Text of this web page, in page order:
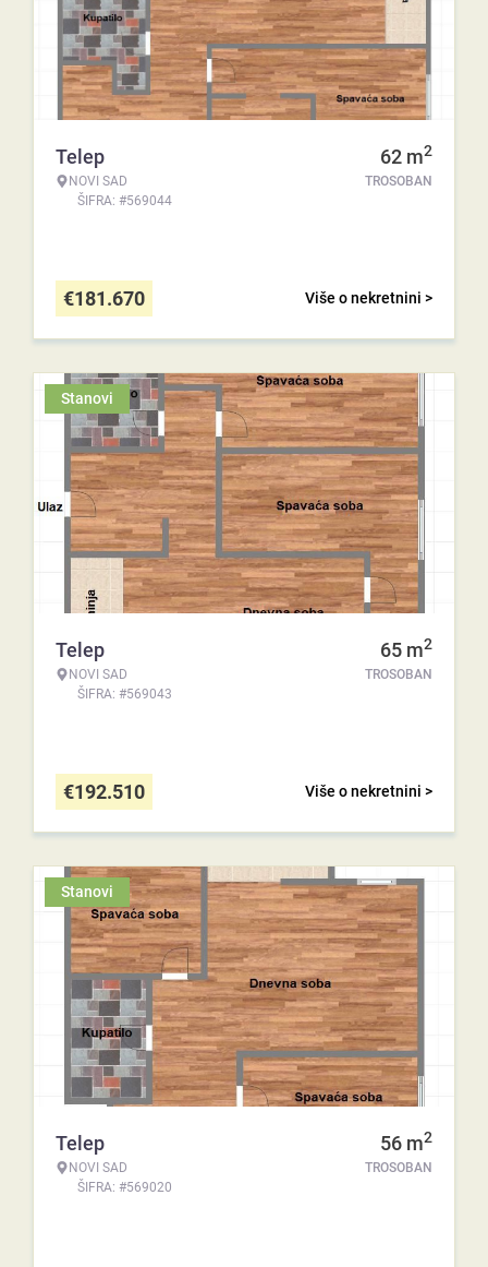
Telep
NOVI SAD
ŠIFRA: #569044
62 m2
TROSOBAN
Više o nekretnini >
€181.670
Stanovi
Telep
NOVI SAD
ŠIFRA: #569043
65 m2
TROSOBAN
Više o nekretnini >
€192.510
Stanovi
Telep
NOVI SAD
ŠIFRA: #569020
56 m2
TROSOBAN